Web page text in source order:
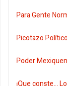
Para Gente
Picotazo
Poder
¡Que conste...